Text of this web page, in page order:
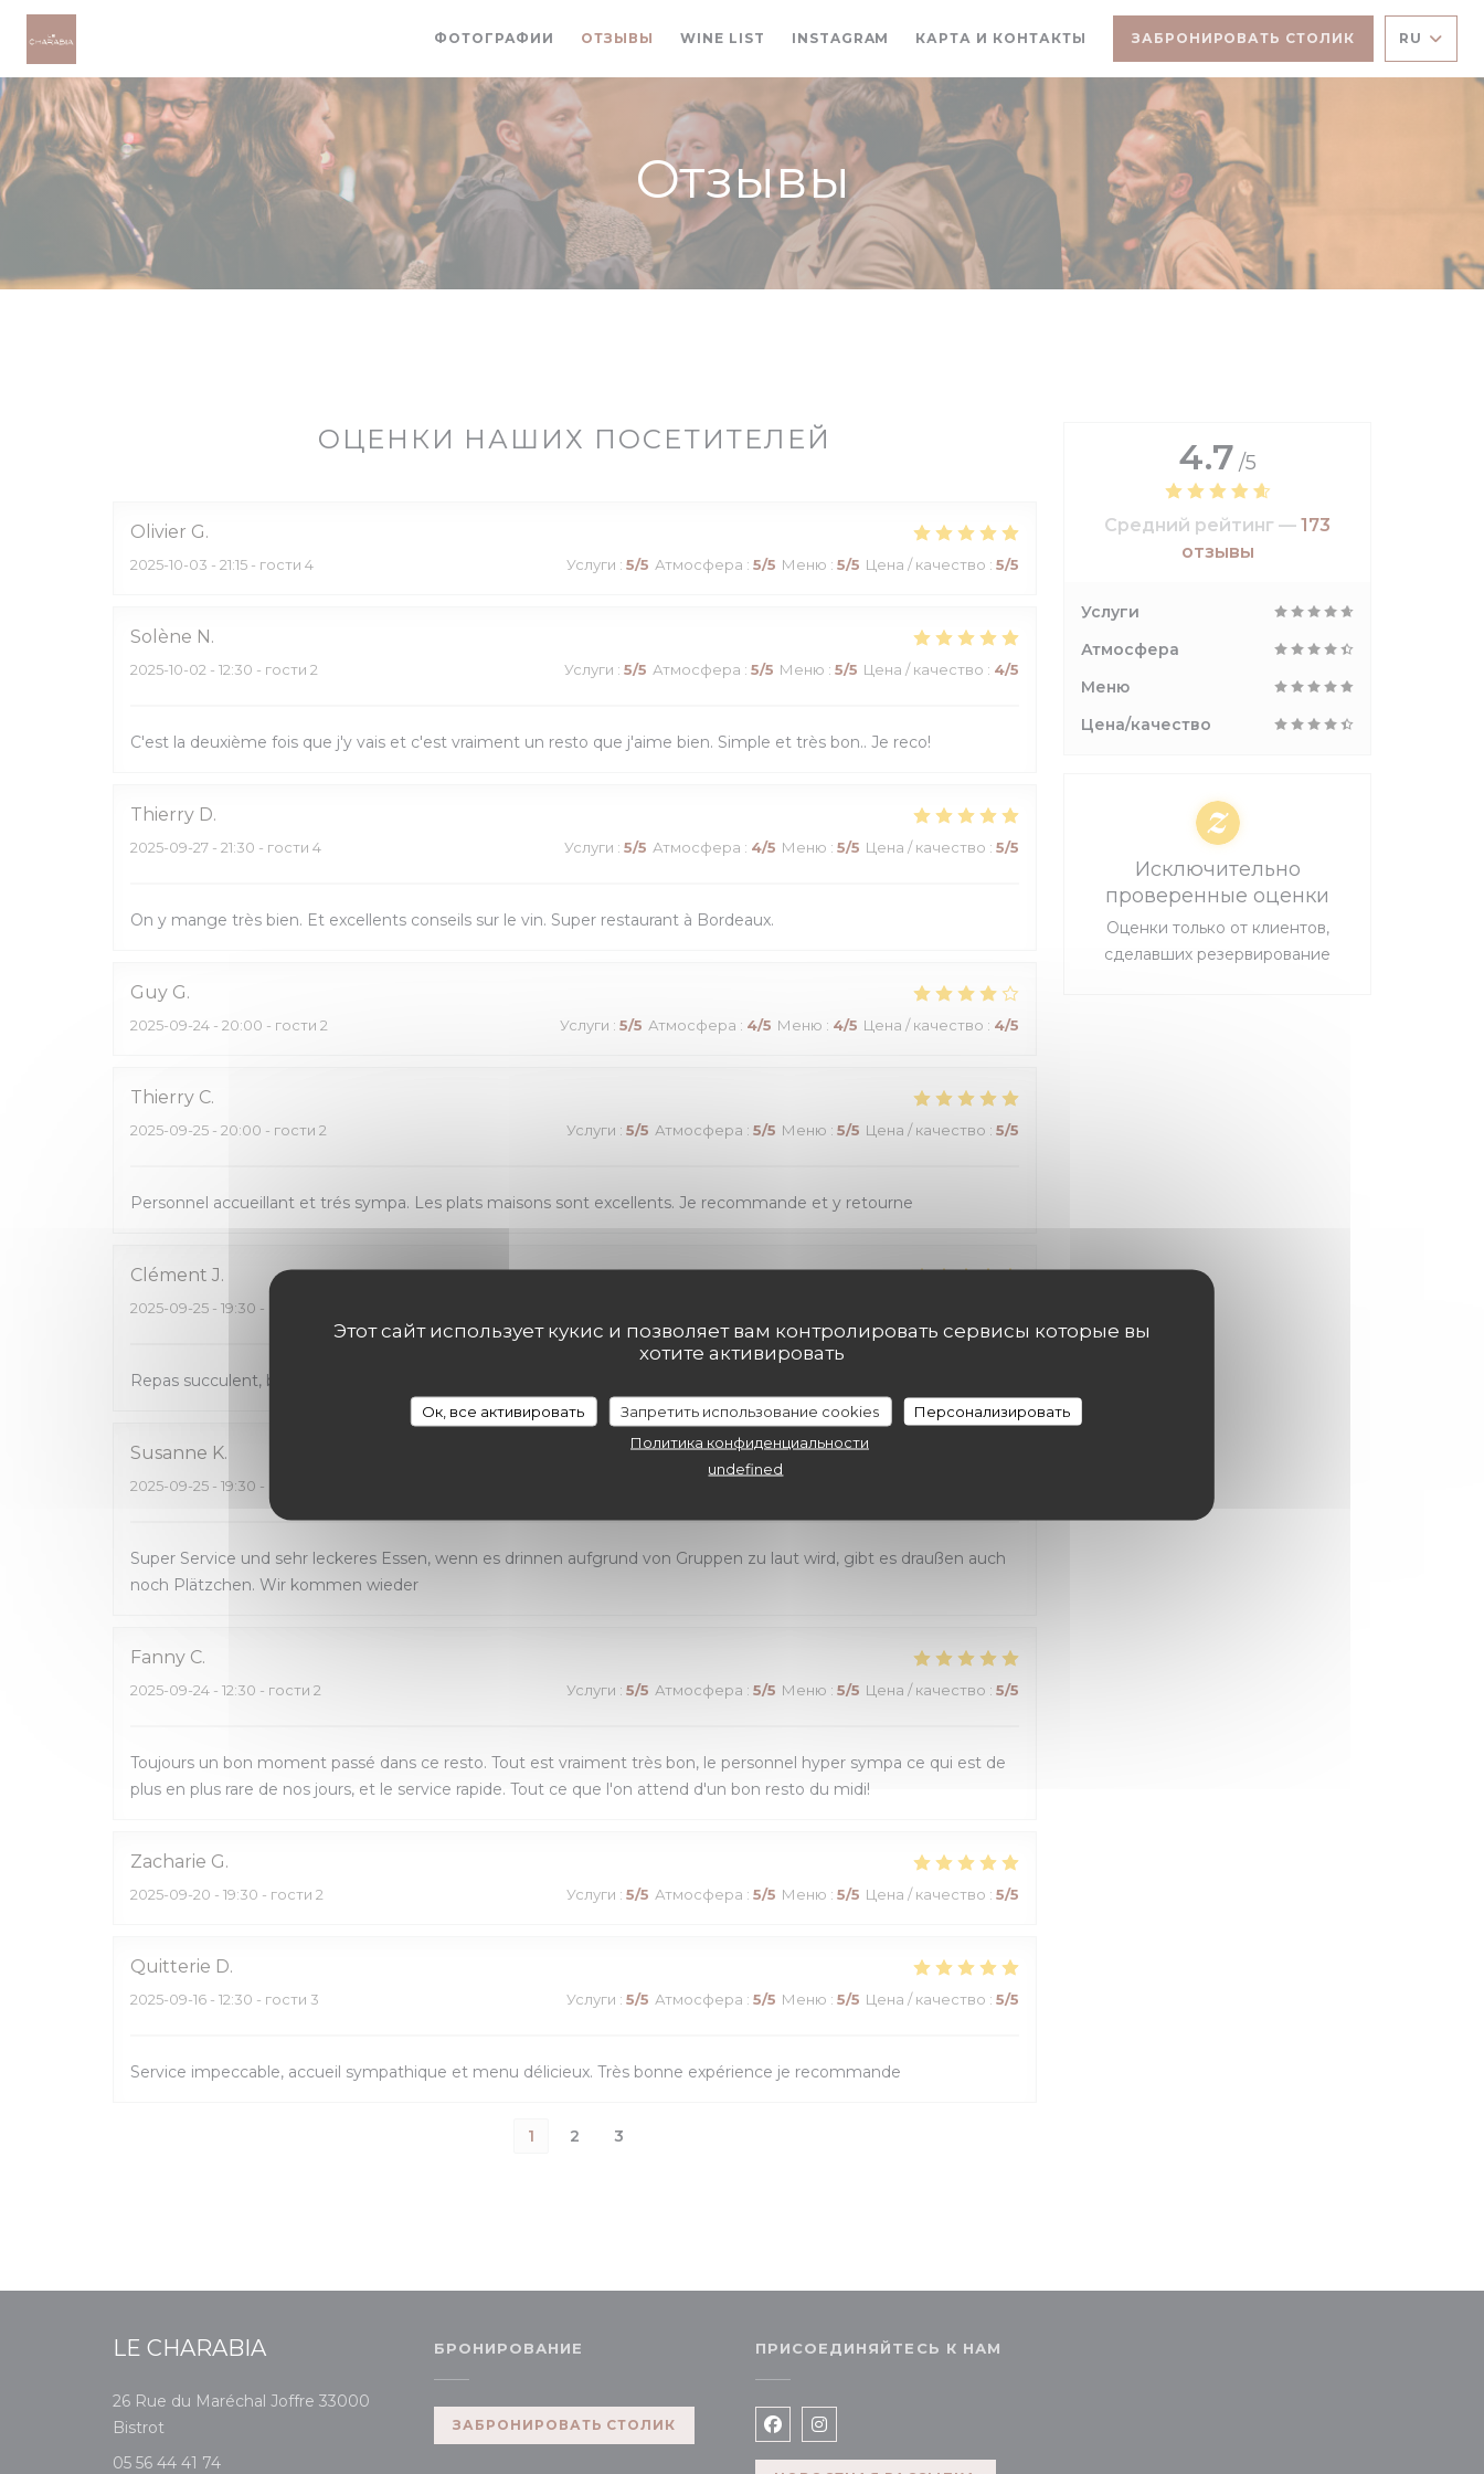
Панель управления cookies
Этот сайт использует кукис и позволяет вам контролировать сервисы которые вы
хотите активировать
Ок, все активировать Запретить использование cookies
Персонализировать
Политика конфиденциальности
undefined
ФОТОГРАФИИ ОТЗЫВЫ WINE LIST ((ОТКРЫВАЕТСЯ В НОВОМ ОКНЕ))
INSTAGRAM ((ОТКРЫВАЕТСЯ В НОВОМ ОКНЕ))
КАРТА И КОНТАКТЫ ЗАБРОНИРОВАТЬ СТОЛИК RU
Отзывы
ОЦЕНКИ НАШИХ ПОСЕТИТЕЛЕЙ
Olivier G
2025-10-03 - 21:15 - гости 4 Услуги : 5/5 Атмосфера : 5/5 Меню : 5/5 Цена / качество : 5/5
Solène N
2025-10-02 - 12:30 - гости 2 Услуги : 5/5 Атмосфера : 5/5 Меню : 5/5 Цена / качество : 4/5
C'est la deuxième fois que j'y vais et c'est vraiment un resto que j'aime bien. Simple et très bon.. Je reco!
Thierry D
2025-09-27 - 21:30 - гости 4 Услуги : 5/5 Атмосфера : 4/5 Меню : 5/5 Цена / качество : 5/5
On y mange très bien. Et excellents conseils sur le vin. Super restaurant à Bordeaux.
Guy G
2025-09-24 - 20:00 - гости 2 Услуги : 5/5 Атмосфера : 4/5 Меню : 4/5 Цена / качество : 4/5
Thierry C
2025-09-25 - 20:00 - гости 2 Услуги : 5/5 Атмосфера : 5/5 Меню : 5/5 Цена / качество : 5/5
Personnel accueillant et trés sympa. Les plats maisons sont excellents. Je recommande et y retourne
Clément J
2025-09-25 - 19:30 - гости 3
Repas succulent, belle carte des vins, personnels très polis et respectueux. Nous recommandons
Susanne K
2025-09-25 - 19:30 - гости 2
Super Service und sehr leckeres Essen, wenn es drinnen aufgrund von Gruppen zu laut wird, gibt es draußen auch
noch Plätzchen. Wir kommen wieder
Fanny C
2025-09-24 - 12:30 - гости 2 Услуги : 5/5 Атмосфера : 5/5 Меню : 5/5 Цена / качество : 5/5
Toujours un bon moment passé dans ce resto. Tout est vraiment très bon, le personnel hyper sympa ce qui est de
plus en plus rare de nos jours, et le service rapide. Tout ce que l'on attend d'un bon resto du midi!
Zacharie G
2025-09-20 - 19:30 - гости 2 Услуги : 5/5 Атмосфера : 5/5 Меню : 5/5 Цена / качество : 5/5
Quitterie D
2025-09-16 - 12:30 - гости 3 Услуги : 5/5 Атмосфера : 5/5 Меню : 5/5 Цена / качество : 5/5
Service impeccable, accueil sympathique et menu délicieux. Très bonne expérience je recommande
1 2 3
4.7 /5
Средний рейтинг — 173
отзывы
Услуги
Атмосфера
Меню
Цена/качество
Исключительно
проверенные оценки
Оценки только от клиентов,
сделавших резервирование
LE CHARABIA
26 Rue du Maréchal Joffre 33000
Bistrot
05 56 44 41 74
БРОНИРОВАНИЕ
ЗАБРОНИРОВАТЬ СТОЛИК
ПРИСОЕДИНЯЙТЕСЬ К НАМ
Facebook ((открывается в новом окне))
Instagram ((открывается в новом окне))